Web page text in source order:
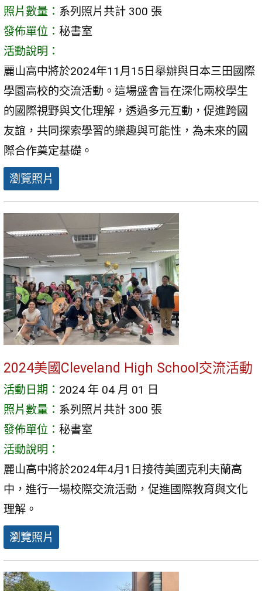
照片數量： 系列照片共計 300 張
發佈單位： 秘書室
活動說明：
麗山高中將於2024年11月15日舉辦與日本三田國際
學園高校的交流活動。這場盛會旨在深化兩校學生
的國際視野與文化理解，透過多元互動，促進跨國
友誼，共同探索學習的樂趣與可能性，為未來的國
際合作奠定基礎。
瀏覽照片
2024美國Cleveland High School交流活動
活動日期： 2024 年 04 月 01 日
照片數量： 系列照片共計 300 張
發佈單位： 秘書室
活動說明：
麗山高中將於2024年4月1日接待美國克利夫蘭高
中，進行一場校際交流活動，促進國際教育與文化
理解。
瀏覽照片